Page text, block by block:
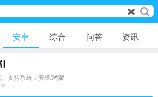
安卓 综合 问答 资讯
支持系统：安卓/鸿蒙